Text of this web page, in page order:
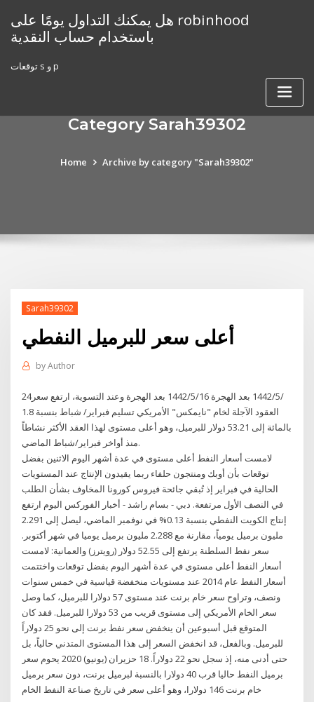
content
هل يمكنك التداول يومًا على robinhood
باستخدام حساب النقدية
توقعات s و p
Category Sarah39302
Home Archive by category "Sarah39302"
Sarah39302
أعلى سعر للبرميل النفطي
byAuthor
24‏‏/5‏‏/1442 بعد الهجرة 16‏‏/5‏‏/1442 بعد الهجرة وعند التسوية، ارتفع سعر
العقود الآجلة لخام "نايمكس" الأمريكي تسليم فبراير/ شباط بنسبة 1.8
بالمائة إلى 53.21 دولار للبرميل، وهو أعلى مستوى لهذا العقد الأكثر نشاطاً
منذ أواخر فبراير/شباط الماضي.
لامست أسعار النفط أعلى مستوى في عدة أشهر اليوم الاثنين بفضل
توقعات بأن أوبك ومنتجون حلفاء ربما يقيدون الإنتاج عند المستويات
الحالية في فبراير إذ تُبقي جائحة فيروس كورونا المخاوف بشأن الطلب
في النصف الأول مرتفعة. دبي - بسام راشد - أخبار الفوركس اليوم ارتفع
إنتاج الكويت النفطي بنسبة 0.13% في نوفمبر الماضي، ليصل إلى 2.291
مليون برميل يومياً، مقارنة مع 2.288 مليون برميل يوميا في شهر أكتوبر.
سعر نفط السلطنة يرتفع إلى 52.55 دولار (رويترز) والعمانية: لامست
أسعار النفط أعلى مستوى في عدة أشهر اليوم بفضل توقعات واختتمت
أسعار النفط عام 2014 عند مستويات منخفضة قياسية في خمس سنوات
ونصف، وتراوح سعر خام برنت عند مستوى 57 دولارا للبرميل، كما وصل
سعر الخام الأمريكي إلى مستوى قريب من 53 دولارا للبرميل. فقد كان
المتوقع قبل أسبوعين أن ينخفض سعر نفط برنت إلى نحو 25 دولاراً
للبرميل. وبالفعل، قد انخفض السعر إلى هذا المستوى المتدني حالياً، بل
حتى أدنى منه، إذ سجل نحو 22 دولاراً. 18 حزيران (يونيو) 2020 يحوم سعر
برميل النفط حاليا قرب 40 دولارا بالنسبة لبرميل برنت، دون سعر برميل